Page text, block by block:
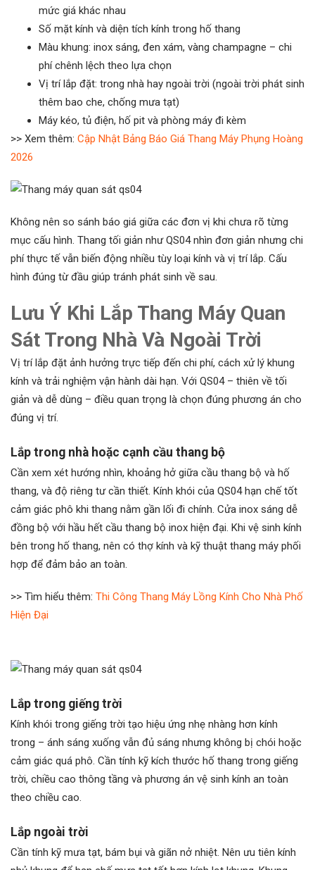
mức giá khác nhau
Số mặt kính và diện tích kính trong hố thang
Màu khung: inox sáng, đen xám, vàng champagne – chi
phí chênh lệch theo lựa chọn
Vị trí lắp đặt: trong nhà hay ngoài trời (ngoài trời phát sinh
thêm bao che, chống mưa tạt)
Máy kéo, tủ điện, hố pit và phòng máy đi kèm
>> Xem thêm: Cập Nhật Bảng Báo Giá Thang Máy Phụng Hoàng
2026
Không nên so sánh báo giá giữa các đơn vị khi chưa rõ từng
mục cấu hình. Thang tối giản như QS04 nhìn đơn giản nhưng chi
phí thực tế vẫn biến động nhiều tùy loại kính và vị trí lắp. Cấu
hình đúng từ đầu giúp tránh phát sinh về sau.
Lưu Ý Khi Lắp Thang Máy Quan
Sát Trong Nhà Và Ngoài Trời
Vị trí lắp đặt ảnh hưởng trực tiếp đến chi phí, cách xử lý khung
kính và trải nghiệm vận hành dài hạn. Với QS04 – thiên về tối
giản và dễ dùng – điều quan trọng là chọn đúng phương án cho
đúng vị trí.
Lắp trong nhà hoặc cạnh cầu thang bộ
Cần xem xét hướng nhìn, khoảng hở giữa cầu thang bộ và hố
thang, và độ riêng tư cần thiết. Kính khói của QS04 hạn chế tốt
cảm giác phô khi thang nằm gần lối đi chính. Cửa inox sáng dễ
đồng bộ với hầu hết cầu thang bộ inox hiện đại. Khi vệ sinh kính
bên trong hố thang, nên có thợ kính và kỹ thuật thang máy phối
hợp để đảm bảo an toàn.
>> Tìm hiểu thêm: Thi Công Thang Máy Lồng Kính Cho Nhà Phố
Hiện Đại
Lắp trong giếng trời
Kính khói trong giếng trời tạo hiệu ứng nhẹ nhàng hơn kính
trong – ánh sáng xuống vẫn đủ sáng nhưng không bị chói hoặc
cảm giác quá phô. Cần tính kỹ kích thước hố thang trong giếng
trời, chiều cao thông tầng và phương án vệ sinh kính an toàn
theo chiều cao.
Lắp ngoài trời
Cần tính kỹ mưa tạt, bám bụi và giãn nở nhiệt. Nên ưu tiên kính